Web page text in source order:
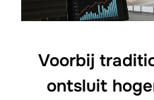
Voorbij
ontsluit